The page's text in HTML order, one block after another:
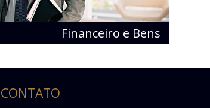
Financeiro e Bens
CONTATO